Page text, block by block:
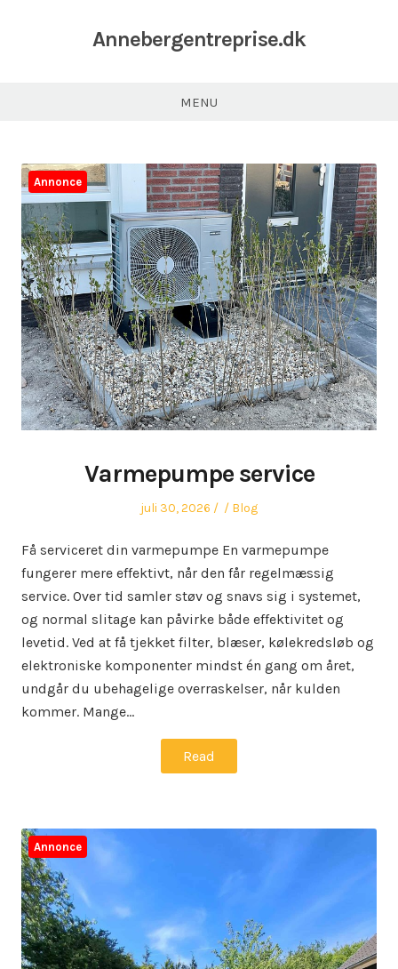
Annebergentreprise.dk
MENU
Annonce
Varmepumpe service
Posted
juli 30, 2026 Author
Posted
Blog
Få serviceret din varmepumpe En varmepumpe
fungerer mere effektivt, når den får regelmæssig
service. Over tid samler støv og snavs sig i systemet,
og normal slitage kan påvirke både effektivitet og
levetid. Ved at få tjekket filter, blæser, kølekredsløb og
elektroniske komponenter mindst én gang om året,
undgår du ubehagelige overraskelser, når kulden
kommer. Mange…
Read
Annonce